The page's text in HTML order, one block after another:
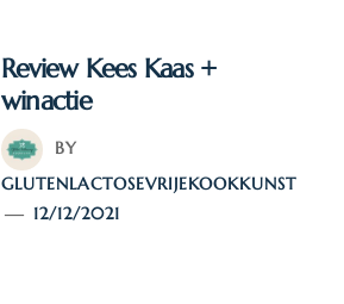
Review Kees Kaas +
winactie
BY
GLUTENLACTOSEVRIJEKOOKKUNST
12/12/2021